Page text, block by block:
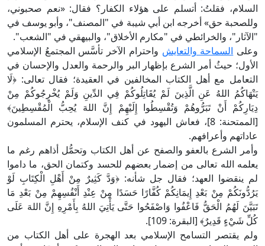
السلام، فقلتُ: أتسلم على هؤلاء الكفار؟ فقال: «نعم صحبوني،
وللصحبة حق» أخرجه ابن أبي شيبة في "المصنف"، وأبو يوسف في
"الآثار"، والخرائطي في "مكارم الأخلاق"، والبيهقي في "الشعب".
وعلى السماحة والتعايش واحترام الآخر تأسَّس المجتمعُ الإسلامي
الأول؛ حيثُ أمر الشرع بإظهار البر والرحمة والعدل والإحسان في
التعامل مع أهل الكتاب المخالفين في العقيدة؛ فقال تعالى: ﴿لَا
يَنْهَاكُمُ اللهُ عَنِ الَّذِينَ لَمْ يُقَاتِلُوكُمْ فِي الدِّينِ وَلَمْ يُخْرِجُوكُمْ مِنْ
دِيَارِكُمْ أَنْ تَبَرُّوهُمْ وَتُقْسِطُوا إِلَيْهِمْ إِنَّ اللهَ يُحِبُّ الْمُقْسِطِينَ﴾
[الممتحنة: 8]، فعاش اليهود في كنف الإسلام، يحترم المسلمون
عاداتهم وأعرافهم.
وأمر الشرع بالعفو والصفح عن أهل الكتاب وتحمُّل أذاهم رغم ما
يعلمه الله تعالى من إضمار بعضهم للحسد وكتمان الحق، ما داموا
لم ينقضوا العهد؛ فقال جل شأنه: ﴿وَدَّ كَثِيرٌ مِنْ أَهْلِ الْكِتَابِ لَوْ
يَرُدُّونَكُمْ مِنْ بَعْدِ إِيمَانِكُمْ كُفَّارًا حَسَدًا مِنْ عِنْدِ أَنْفُسِهِمْ مِنْ بَعْدِ مَا
تَبَيَّنَ لَهُمُ الْحَقُّ فَاعْفُوا وَاصْفَحُوا حَتَّى يَأْتِيَ اللهُ بِأَمْرِهِ إِنَّ اللهَ عَلَى
كُلِّ شَيْءٍ قَدِيرٌ﴾ [البقرة: 109].
ولم يقتصر التسامح الإسلامي بعد الهجرة على أهل الكتاب من